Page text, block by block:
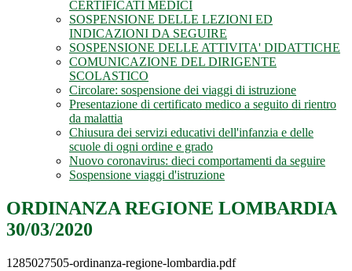
CERTIFICATI MEDICI
SOSPENSIONE DELLE LEZIONI ED
INDICAZIONI DA SEGUIRE
SOSPENSIONE DELLE ATTIVITA' DIDATTICHE
COMUNICAZIONE DEL DIRIGENTE
SCOLASTICO
Circolare: sospensione dei viaggi di istruzione
Presentazione di certificato medico a seguito di rientro
da malattia
Chiusura dei servizi educativi dell'infanzia e delle
scuole di ogni ordine e grado
Nuovo coronavirus: dieci comportamenti da seguire
Sospensione viaggi d'istruzione
ORDINANZA REGIONE LOMBARDIA
30/03/2020
1285027505-ordinanza-regione-lombardia.pdf